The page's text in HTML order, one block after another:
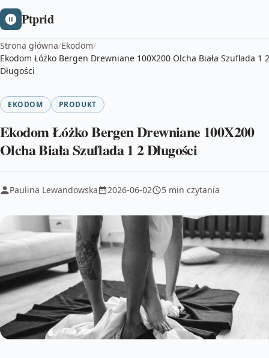
Ptprid
Strona główna/Ekodom/
Ekodom Łóżko Bergen Drewniane 100X200 Olcha Biała Szuflada 1 2
Długości
EKODOM PRODUKT
Ekodom Łóżko Bergen Drewniane 100X200
Olcha Biała Szuflada 1 2 Długości
Paulina Lewandowska 2026-06-02 5 min czytania